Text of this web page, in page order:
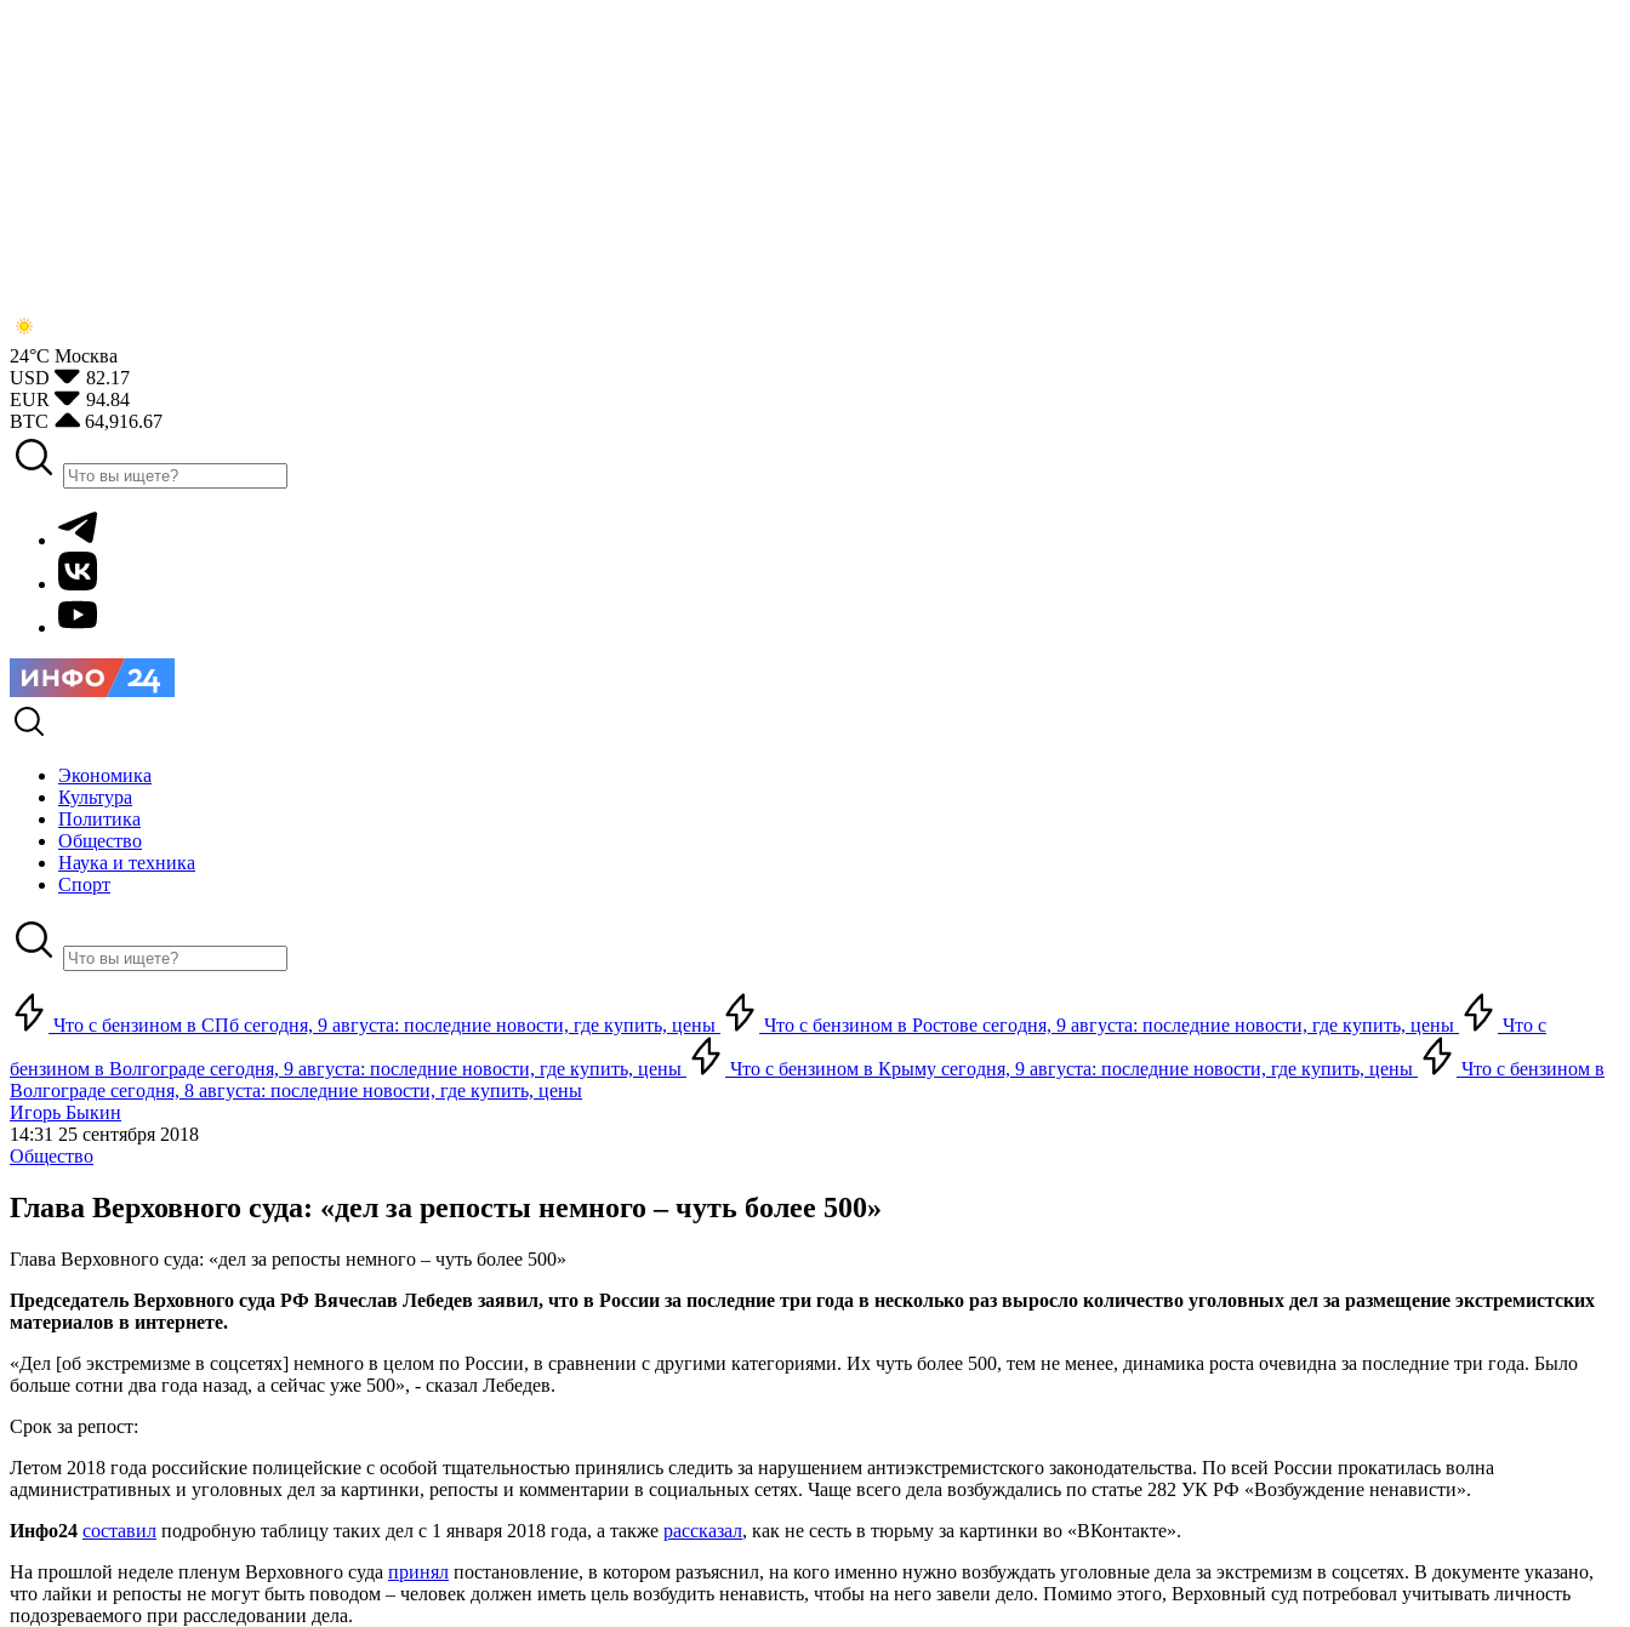
24°С Москва
USD
82.17
EUR
94.84
BTC
64,916.67
Экономика
Культура
Политика
Общество
Наука и техника
Спорт
Что с бензином в СПб сегодня, 9 августа: последние новости, где купить, цены Что с бензином в Ростове сегодня, 9 августа: последние новости, где купить, цены Что с
бензином в Волгограде сегодня, 9 августа: последние новости, где купить, цены Что с бензином в Крыму сегодня, 9 августа: последние новости, где купить, цены
Что с бензином в
Волгограде сегодня, 8 августа: последние новости, где купить, цены
Игорь Быкин
14:31 25 сентября 2018
Общество
Глава Верховного суда: «дел за репосты немного – чуть более 500»
Глава Верховного суда: «дел за репосты немного – чуть более 500»
Председатель Верховного суда РФ Вячеслав Лебедев заявил, что в России за последние три года в несколько раз выросло количество уголовных дел за размещение экстремистских
материалов в интернете.
«Дел [об экстремизме в соцсетях] немного в целом по России, в сравнении с другими категориями. Их чуть более 500, тем не менее, динамика роста очевидна за последние три года. Было
больше сотни два года назад, а сейчас уже 500», - сказал Лебедев.
Срок за репост:
Летом 2018 года российские полицейские с особой тщательностью принялись следить за нарушением антиэкстремистского законодательства. По всей России прокатилась волна
административных и уголовных дел за картинки, репосты и комментарии в социальных сетях. Чаще всего дела возбуждались по статье 282 УК РФ «Возбуждение ненависти».
Инфо24 составил подробную таблицу таких дел с 1 января 2018 года, а также рассказал, как не сесть в тюрьму за картинки во «ВКонтакте».
На прошлой неделе пленум Верховного суда принял постановление, в котором разъяснил, на кого именно нужно возбуждать уголовные дела за экстремизм в соцсетях. В документе указано,
что лайки и репосты не могут быть поводом – человек должен иметь цель возбудить ненависть, чтобы на него завели дело. Помимо этого, Верховный суд потребовал учитывать личность
подозреваемого при расследовании дела.